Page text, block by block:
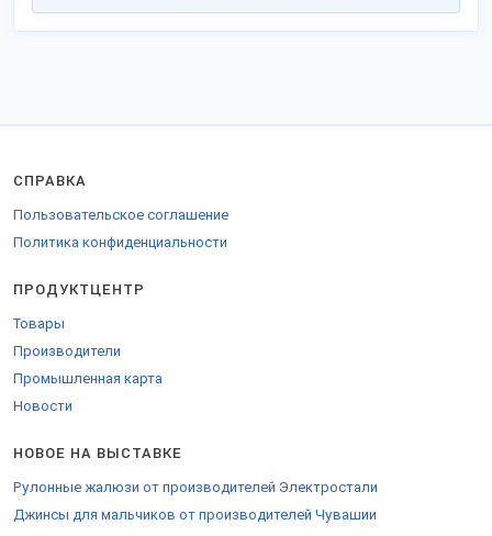
Российские изготовители активно включились в программу
СПРАВКА
Пользовательское соглашение
Политика конфиденциальности
ПРОДУКТЦЕНТР
Товары
Производители
Промышленная карта
Новости
НОВОЕ НА ВЫСТАВКЕ
Рулонные жалюзи от производителей Электростали
Джинсы для мальчиков от производителей Чувашии